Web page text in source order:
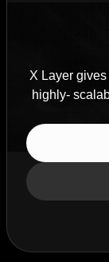
X Layer
highly-